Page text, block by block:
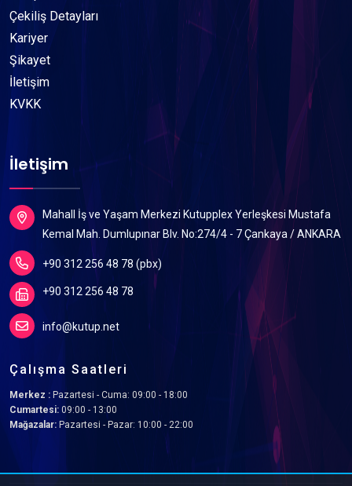
Çekiliş Detayları
Kariyer
Şikayet
İletişim
KVKK
İletişim
Mahall İş ve Yaşam Merkezi Kutupplex Yerleşkesi Mustafa
Kemal Mah. Dumlupınar Blv. No:274/4 - 7 Çankaya / ANKARA
+90 312 256 48 78 (pbx)
+90 312 256 48 78
info@kutup.net
Çalışma Saatleri
Merkez : Pazartesi - Cuma: 09:00 - 18:00
Cumartesi: 09:00 - 13:00
Mağazalar: Pazartesi - Pazar: 10:00 - 22:00